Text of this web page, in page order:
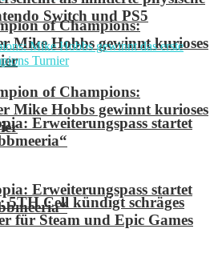
of Champions:
Mike Hobbs gewinnt kurioses
Erweiterungspass startet
5TH Cell kündigt schräges
für Steam und Epic Games
Switch und PS5
of Champions:
Mike Hobbs gewinnt kurioses
Erweiterungspass startet